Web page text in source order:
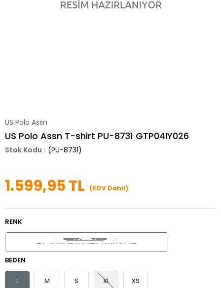
US Polo Assn
US Polo Assn T-shirt PU-8731 GTP04IY026
(PU-8731)
1.599,95 TL (KDV Dahil)
RENK
BEDEN
L M S XL XS